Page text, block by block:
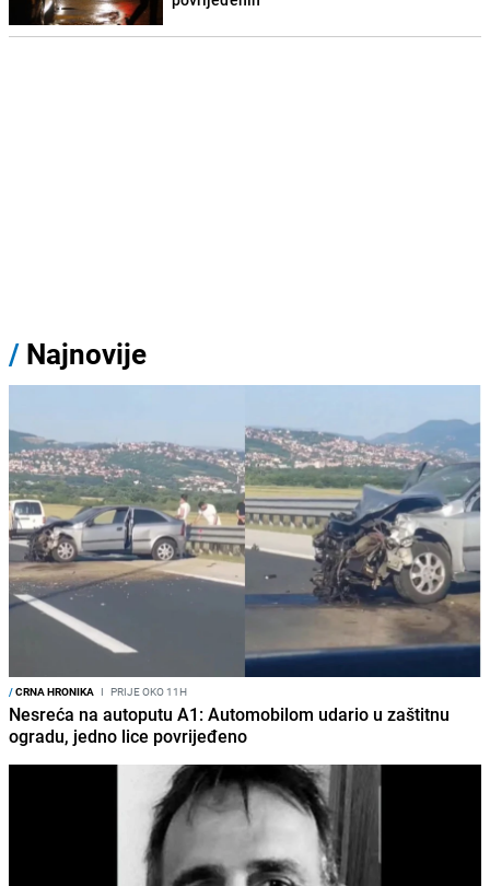
/ Najnovije
/CRNA HRONIKA I PRIJE OKO 11H
Nesreća na autoputu A1: Automobilom udario u zaštitnu
ogradu, jedno lice povrijeđeno